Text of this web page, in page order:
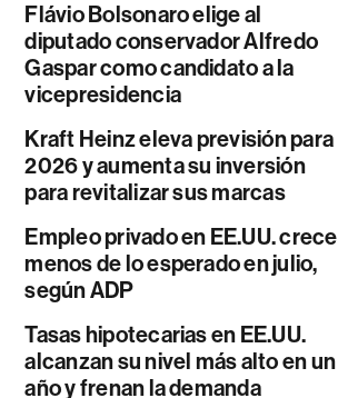
Flávio Bolsonaro elige al
diputado conservador Alfredo
Gaspar como candidato a la
vicepresidencia
Kraft Heinz eleva previsión para
2026 y aumenta su inversión
para revitalizar sus marcas
Empleo privado en EE.UU. crece
menos de lo esperado en julio,
según ADP
Tasas hipotecarias en EE.UU.
alcanzan su nivel más alto en un
año y frenan la demanda